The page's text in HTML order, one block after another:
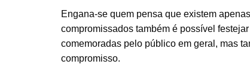
Engana-se quem pensa que existem
compromissados também é possível
comemoradas pelo público em geral, mas
compromisso.